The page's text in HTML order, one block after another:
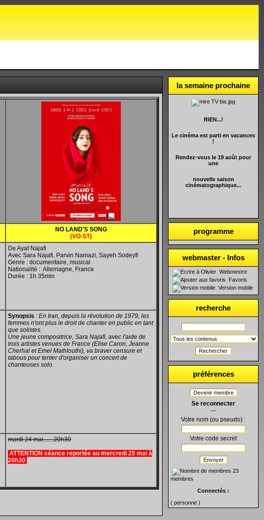
NO LAND'S SONG
(VO-ST)
De Ayat Najafi
Avec Sara Najafi, Parvin Namazi, Sayeh Sodeyfi
Genre : documentaire, musical
Nationalité : Allemagne, France
Durée : 1h 35min
Synopsis : En Iran, depuis la révolution de 1979, les
femmes n'ont plus le droit de chanter en public en tant
que solistes.
Une jeune compositrice, Sara Najafi, avec l'aide de
trois artistes venues de France (Elise Caron, Jeanne
Cherhal et Emel Mathlouthi), va braver censure et
tabous pour tenter d'organiser un concert de
chanteuses solo.
mardi 24 mai.......20h30
ATTENTION séance reportée au mercredi 25 mai à
20h30
la semaine prochaine
RIEN...!
Le cinéma est parti en vacances
!
Rendez-vous le 19 août pour
une
nouvelle saison
cinématographique...
programme
webmaster - Infos
Webmestre
Favoris
Version mobile
recherche
Rechercher
préférences
Devenir membre
Se reconnecter
---
Votre nom (ou pseudo) :
Votre code secret
Envoyer
23
membres
Connectés :
( personne )